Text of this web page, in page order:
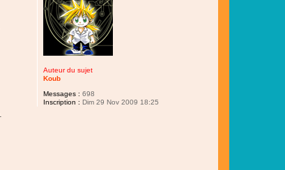
Auteur du sujet
Koub
Messages : 698
Inscription : Dim 29 Nov 2009 18:25